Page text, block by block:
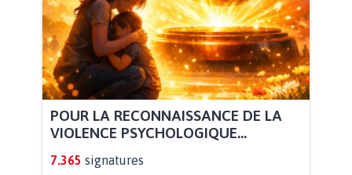
POUR LA RECONNAISSANCE DE LA
VIOLENCE PSYCHOLOGIQUE...
7.365 signatures